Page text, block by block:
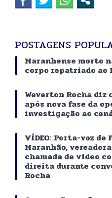
POSTAGENS
Maranhense morto
corpo repatriado ao
Weverton Rocha diz
após nova fase da
investigação ao
VÍDEO: Porta-voz
Maranhão,
chamada de vídeo
direita durante
Rocha